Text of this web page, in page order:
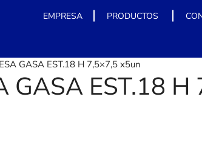
EMPRESA PRODUCTOS
GASA EST.18 H 7,5×7,5 x5un
GASA EST.18